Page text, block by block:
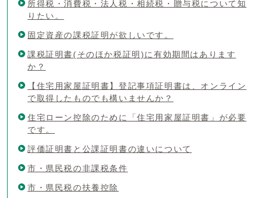
所得税・消費税・法人税・相続税・贈与税について知
りたい。
固定資産の課税証明が欲しいです。
課税証明書(そのほか税証明)に有効期間はあります
か？
【住宅用家屋証明書】登記事項証明書は、オンライン
で取得したものでも構いませんか？
住宅ローン控除のために「住宅用家屋証明書」が必要
です。
評価証明書と公課証明書の違いについて
市・県民税の非課税条件
市・県民税の扶養控除